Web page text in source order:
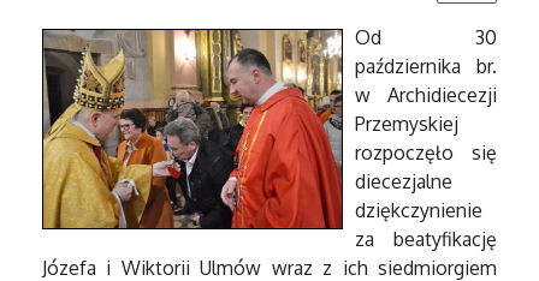
Od 30
października br.
w Archidiecezji
Przemyskiej
rozpoczęło się
diecezjalne
dziękczynienie
za beatyfikację
Józefa i Wiktorii Ulmów wraz z ich siedmiorgiem